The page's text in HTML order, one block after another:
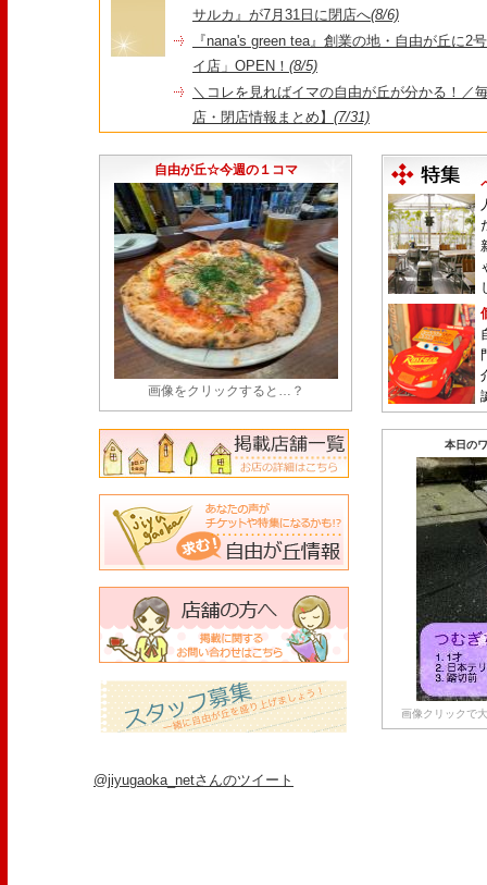
サルカ』が7月31日に閉店へ(8/6)
『nana's green tea』創業の地・自由が丘に2
イ店」OPEN！ (8/5)
＼コレを見ればイマの自由が丘が分かる！／
店・閉店情報まとめ】 (7/31)
永久パス配布も！
自由が丘☆今週の１コマ
画像をクリックすると…？
本日の
画像クリックで
@jiyugaoka_netさんのツイート